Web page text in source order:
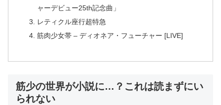
ャーデビュー25th記念曲」
レティクル座行超特急
筋肉少女帯 – ディオネア・フューチャー [LIVE]
筋少の世界が小説に…？これは読まずにい
られない